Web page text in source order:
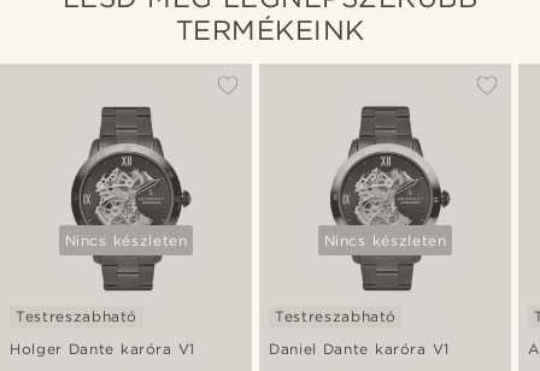
TERMÉKEINK
Nincs készleten
Holger Dante karóra V1
Testreszabható
Nincs készleten
Daniel Dante karóra V1
Testreszabható